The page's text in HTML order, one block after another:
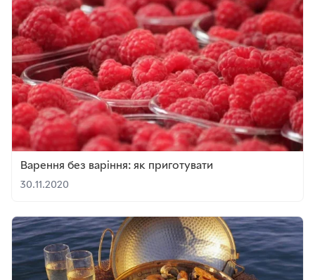
Варення без варіння: як приготувати
30.11.2020